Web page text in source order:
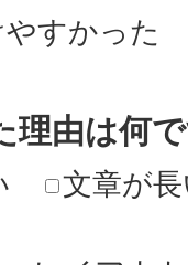
やすかった
理由は何
文章が